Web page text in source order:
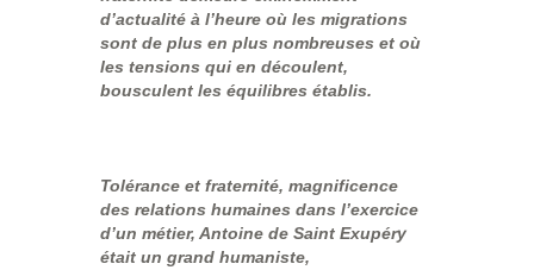
d’actualité à l’heure où les migrations
sont de plus en plus nombreuses et où
les tensions qui en découlent,
bousculent les équilibres établis.
Tolérance et fraternité, magnificence
des relations humaines dans l’exercice
d’un métier, Antoine de Saint Exupéry
était un grand humaniste,